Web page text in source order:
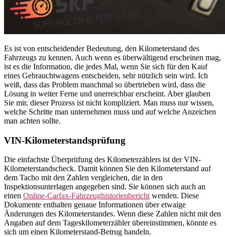
Es ist von entscheidender Bedeutung, den Kilometerstand des
Fahrzeugs zu kennen. Auch wenn es überwältigend erscheinen mag,
ist es die Information, die jedes Mal, wenn Sie sich für den Kauf
eines Gebrauchtwagens entscheiden, sehr nützlich sein wird. Ich
weiß, dass das Problem manchmal so übertrieben wird, dass die
Lösung in weiter Ferne und unerreichbar erscheint. Aber glauben
Sie mir, dieser Prozess ist nicht kompliziert. Man muss nur wissen,
welche Schritte man unternehmen muss und auf welche Anzeichen
man achten sollte.
VIN-Kilometerstandsprüfung
Die einfachste Überprüfung des Kilometerzählers ist der VIN-
Kilometerstandscheck. Damit können Sie den Kilometerstand auf
dem Tacho mit den Zahlen vergleichen, die in den
Inspektionsunterlagen angegeben sind. Sie können sich auch an
einen Online-Carfax-Fahrzeughistorienbericht wenden. Diese
Dokumente enthalten genaue Informationen über etwaige
Änderungen des Kilometerstandes. Wenn diese Zahlen nicht mit den
Angaben auf dem Tageskilometerzähler übereinstimmen, könnte es
sich um einen Kilometerstand-Betrug handeln.